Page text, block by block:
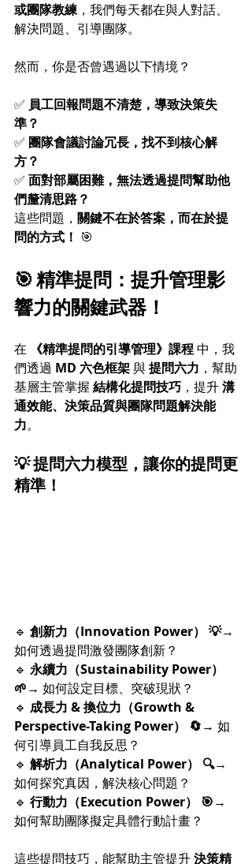
或團隊教練，我們每天都在與人對話、
解決問題、引導團隊。
然而，你是否曾遇過以下情境？
✅ 員工回報問題不清楚，導致決策失
準？
✅ 團隊會議討論冗長，找不到核心解
方？
✅ 面對部屬困難，無法透過提問幫助他
們釐清思路？
這些問題， 關鍵不在於答案，而在於提
問的方式！ 🎯
🎯 精準提問：提升管理影
響力的關鍵武器！
在 《精準提問的引導管理》課程 中，我
們透過 MD 六色框架 與 提問六力 ，幫助
基層主管掌握 結構化提問技巧 ，提升 溝
通效能、決策品質與團隊問題解決能
力。
💡 提問六力模型，讓你的提問更
精準！
🔹 創新力（Innovation Power） 💡→
如何透過提問激發團隊創新？
🔹 永續力（Sustainability Power）
🌱→ 如何設定目標、突破現狀？
🔹 成長力 & 換位力（Growth &
Perspective-Taking Power） 🔄→ 如
何引導員工自我反思？
🔹 解析力（Analytical Power） 🔍→
如何探究真因，解決核心問題？
🔹 行動力（Execution Power） 🎯→
如何幫助團隊擬定具體行動計畫？
這些提問技巧，能幫助主管提升 決策精